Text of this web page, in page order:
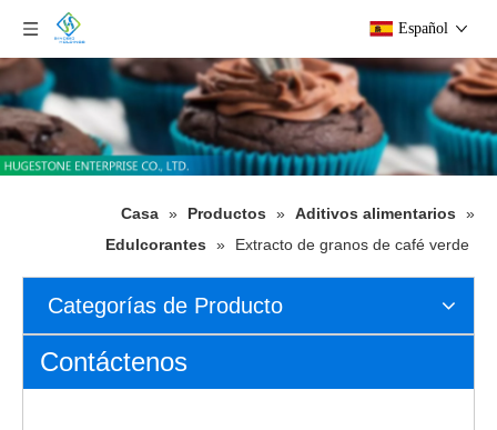
Español
Casa » Productos » Aditivos alimentarios
»
Edulcorantes
» Extracto de granos de café verde
Categorías de Producto
Contáctenos